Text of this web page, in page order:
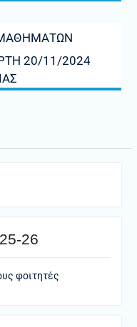
20/11/2024
26
φοιτητές